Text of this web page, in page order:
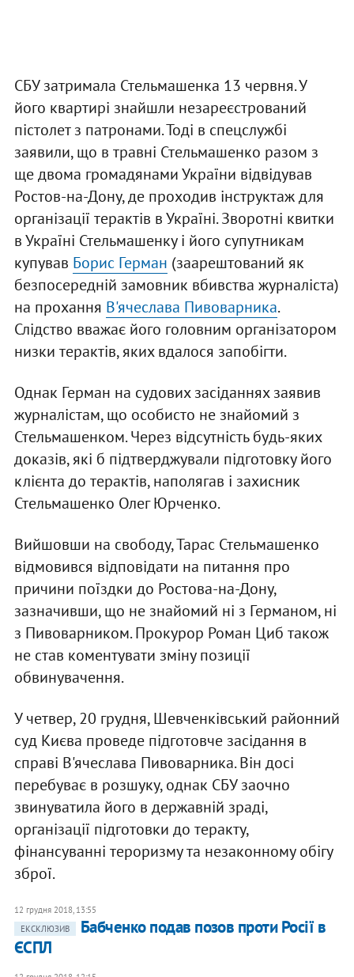
СБУ затримала Стельмашенка 13 червня. У
його квартирі знайшли незареєстрований
пістолет з патронами. Тоді в спецслужбі
заявили, що в травні Стельмашенко разом з
ще двома громадянами України відвідував
Ростов-на-Дону, де проходив інструктаж для
організації терактів в Україні. Зворотні квитки
в Україні Стельмашенку і його супутникам
купував Борис Герман (заарештований як
безпосередній замовник вбивства журналіста)
на прохання В'ячеслава Пивоварника.
Слідство вважає його головним організатором
низки терактів, яких вдалося запобігти.
Однак Герман на судових засіданнях заявив
журналістам, що особисто не знайомий з
Стельмашенком. Через відсутність будь-яких
доказів, які б підтверджували підготовку його
клієнта до терактів, наполягав і захисник
Стельмашенко Олег Юрченко.
Вийшовши на свободу, Тарас Стельмашенко
відмовився відповідати на питання про
причини поїздки до Ростова-на-Дону,
зазначивши, що не знайомий ні з Германом, ні
з Пивоварником. Прокурор Роман Циб також
не став коментувати зміну позиції
обвинувачення.
У четвер, 20 грудня, Шевченківський районний
суд Києва проведе підготовче засідання в
справі В'ячеслава Пивоварника. Він досі
перебуває в розшуку, однак СБУ заочно
звинуватила його в державній зраді,
організації підготовки до теракту,
фінансуванні тероризму та незаконному обігу
зброї.
12 грудня 2018, 13:55
ЕКСКЛЮЗИВ
Бабченко подав позов проти Росії в
ЄСПЛ